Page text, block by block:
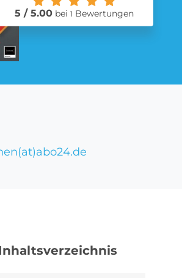
Kochbox Abo
Zeitschriften Abo
5 / 5.00bei 1 Bewertungen